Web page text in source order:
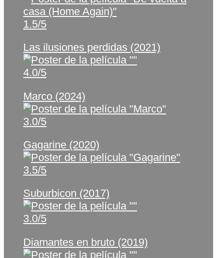
1.5/5
Las ilusiones perdidas (2021)
4.0/5
Marco (2024)
3.0/5
Gagarine (2020)
3.5/5
Suburbicon (2017)
3.0/5
Diamantes en bruto (2019)